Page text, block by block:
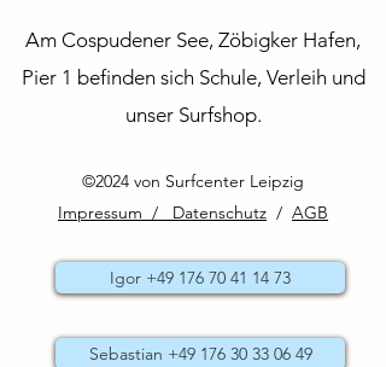
Am Cospudener See, Zöbigker Hafen,
Pier 1 befinden sich Schule, Verleih und
unser Surfshop.
©2024 von Surfcenter Leipzig
Impressum / Datenschutz / AGB
Igor +49 176 70 41 14 73
Sebastian +49 176 30 33 06 49